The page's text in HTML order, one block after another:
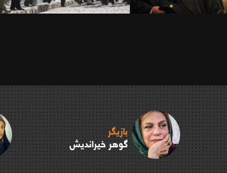
بازیگر
گوهر خیراندیش